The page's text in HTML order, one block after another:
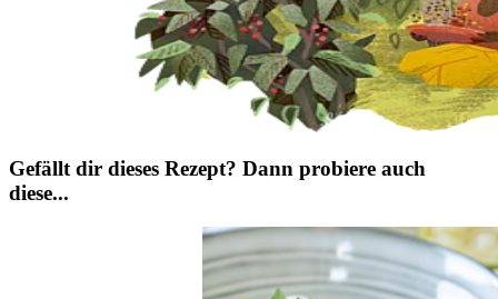
Gefällt dir dieses Rezept? Dann probiere auch
diese...